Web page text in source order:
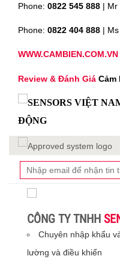
Phone: 0822 545 888 | Mr
Phone: 0822 404 888 |
WWW.CAMBIEN.COM.VN
Review & Đánh Giá Cảm
CÔNG TY TNHH
Chuyên nhập khẩu
lường và điều khiển